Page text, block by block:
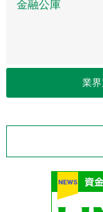
業